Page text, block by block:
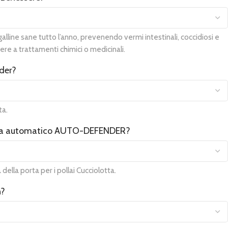
sane tutto l’anno, prevenendo vermi intestinali, coccidiosi e
a trattamenti chimici o medicinali.
AUTO-DEFENDER?
porta per i pollai Cucciolotta.